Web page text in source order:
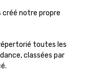
créé notre propre
toutes les
classées par